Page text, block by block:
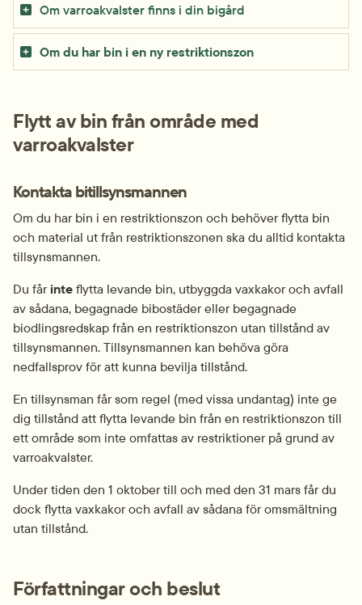
Om varroakvalster finns i din bigård
Om du har bin i en ny restriktionszon
Flytt av bin från område med
varroakvalster
Kontakta bitillsynsmannen
Om du har bin i en restriktionszon och behöver flytta bin
och material ut från restriktionszonen ska du alltid kontakta
tillsynsmannen.
Du får inte flytta levande bin, utbyggda vaxkakor och avfall
av sådana, begagnade bibostäder eller begagnade
biodlingsredskap från en restriktionszon utan tillstånd av
tillsynsmannen. Tillsynsmannen kan behöva göra
nedfallsprov för att kunna bevilja tillstånd.
En tillsynsman får som regel (med vissa undantag) inte ge
dig tillstånd att flytta levande bin från en restriktionszon till
ett område som inte omfattas av restriktioner på grund av
varroakvalster.
Under tiden den 1 oktober till och med den 31 mars får du
dock flytta vaxkakor och avfall av sådana för omsmältning
utan tillstånd.
Författningar och beslut